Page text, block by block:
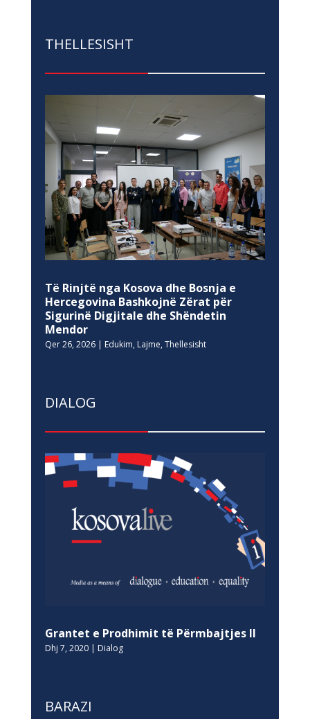
THELLESISHT
Të Rinjtë nga Kosova dhe Bosnja e
Hercegovina Bashkojnë Zërat për
Sigurinë Digjitale dhe Shëndetin
Mendor
Qer 26, 2026| Edukim, Lajme, Thellesisht
DIALOG
Grantet e Prodhimit të Përmbajtjes II
Dhj 7, 2020| Dialog
BARAZI